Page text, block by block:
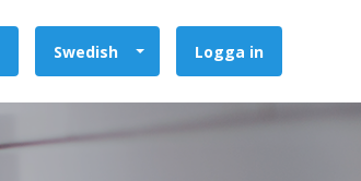
Swedish Logga in